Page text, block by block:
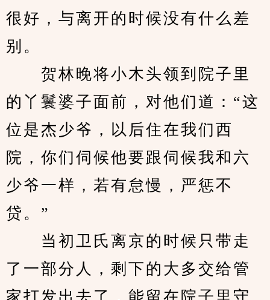
很好，与离开的时候没有什么差
别。
贺林晚将小木头领到院子里
的丫鬟婆子面前，对他们道：“这
位是杰少爷，以后住在我们西
院，你们伺候他要跟伺候我和六
少爷一样，若有怠慢，严惩不
贷。”
当初卫氏离京的时候只带走
了一部分人，剩下的大多交给管